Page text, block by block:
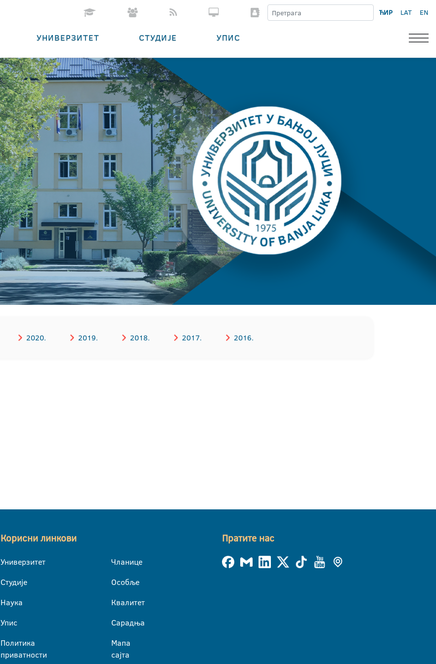
ЋИР LAT EN
УНИВЕРЗИТЕТ СТУДИЈЕ УПИС
2020. 2019. 2018. 2017. 2016.
Корисни линкови
Универзитет
Студије
Наука
Упис
Политика
приватности
Чланице
Особље
Квалитет
Сарадња
Мапа
сајта
Пратите нас